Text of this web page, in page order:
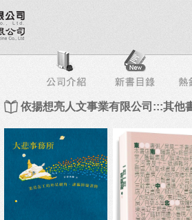
書店專區 目錄下載 會員服務
依揚想亮人文事業有限公司:::其他